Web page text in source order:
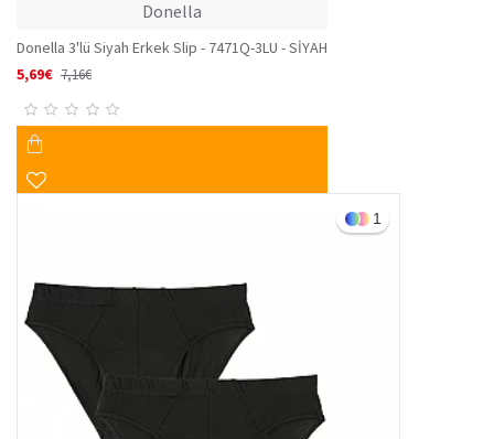
Donella
Donella 3'lü Siyah Erkek Slip - 7471Q-3LU - SİYAH
5,69€ 7,16€
1